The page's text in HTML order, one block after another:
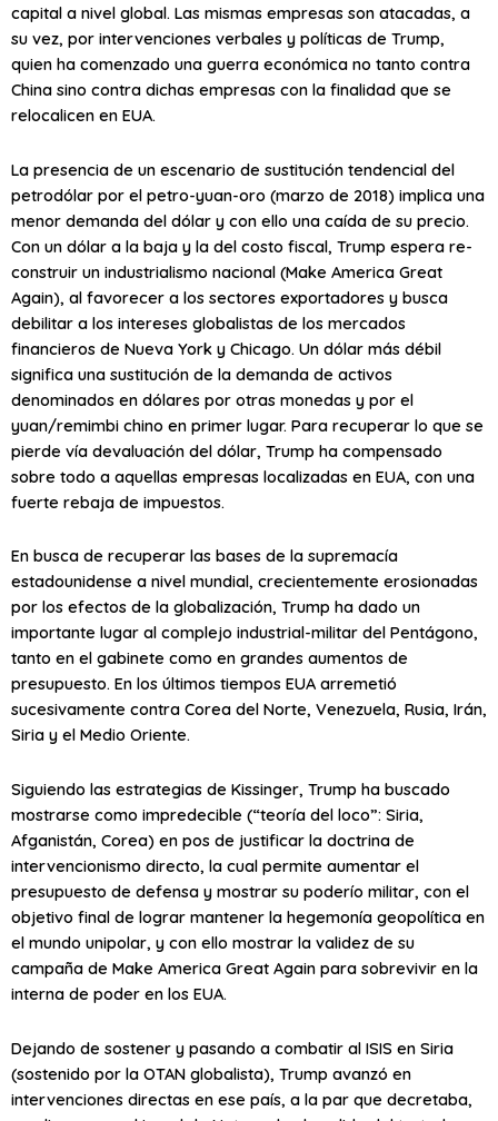
capital a nivel global. Las mismas empresas son atacadas, a
su vez, por intervenciones verbales y políticas de Trump,
quien ha comenzado una guerra económica no tanto contra
China sino contra dichas empresas con la finalidad que se
relocalicen en EUA.
La presencia de un escenario de sustitución tendencial del
petrodólar por el petro-yuan-oro (marzo de 2018) implica una
menor demanda del dólar y con ello una caída de su precio.
Con un dólar a la baja y la del costo fiscal, Trump espera re-
construir un industrialismo nacional (Make America Great
Again), al favorecer a los sectores exportadores y busca
debilitar a los intereses globalistas de los mercados
financieros de Nueva York y Chicago. Un dólar más débil
significa una sustitución de la demanda de activos
denominados en dólares por otras monedas y por el
yuan/remimbi chino en primer lugar. Para recuperar lo que se
pierde vía devaluación del dólar, Trump ha compensado
sobre todo a aquellas empresas localizadas en EUA, con una
fuerte rebaja de impuestos.
En busca de recuperar las bases de la supremacía
estadounidense a nivel mundial, crecientemente erosionadas
por los efectos de la globalización, Trump ha dado un
importante lugar al complejo industrial-militar del Pentágono,
tanto en el gabinete como en grandes aumentos de
presupuesto. En los últimos tiempos EUA arremetió
sucesivamente contra Corea del Norte, Venezuela, Rusia, Irán,
Siria y el Medio Oriente.
Siguiendo las estrategias de Kissinger, Trump ha buscado
mostrarse como impredecible (“teoría del loco”: Siria,
Afganistán, Corea) en pos de justificar la doctrina de
intervencionismo directo, la cual permite aumentar el
presupuesto de defensa y mostrar su poderío militar, con el
objetivo final de lograr mantener la hegemonía geopolítica en
el mundo unipolar, y con ello mostrar la validez de su
campaña de Make America Great Again para sobrevivir en la
interna de poder en los EUA.
Dejando de sostener y pasando a combatir al ISIS en Siria
(sostenido por la OTAN globalista), Trump avanzó en
intervenciones directas en ese país, a la par que decretaba,